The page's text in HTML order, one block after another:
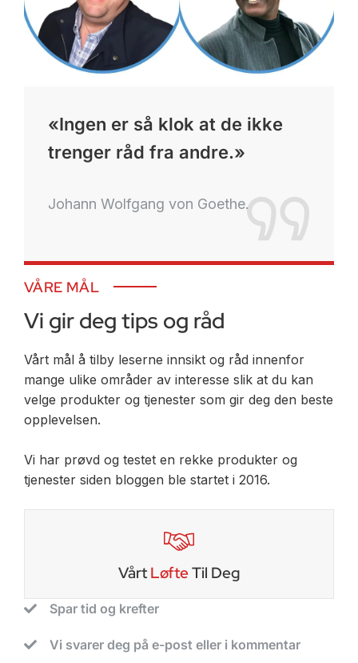
«Ingen er så klok at de ikke
trenger råd fra andre.»
Johann Wolfgang von Goethe.
VÅRE MÅL
Vi gir deg tips og råd
Vårt mål å tilby leserne innsikt og råd innenfor
mange ulike områder av interesse slik at du kan
velge produkter og tjenester som gir deg den beste
opplevelsen.
Vi har prøvd og testet en rekke produkter og
tjenester siden bloggen ble startet i 2016.
Vårt LøfteTil Deg
Spar tid og krefter
Vi svarer deg på e-post eller i kommentar